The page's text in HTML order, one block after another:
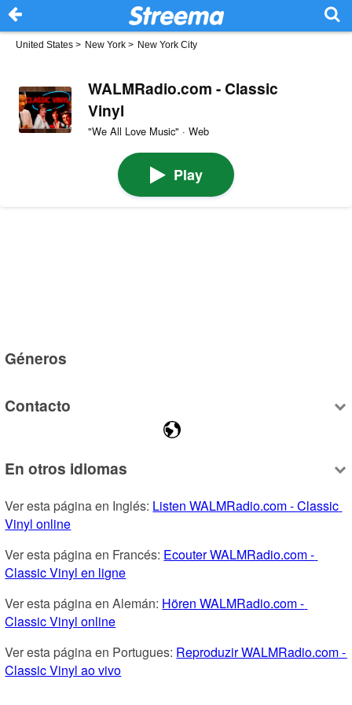
United States > New York > New York City
WALMRadio.com - Classic
Vinyl
"We All Love Music" · Web
Play
Géneros
Contacto
En otros idiomas
Ver esta página en Inglés: Listen WALMRadio.com - Classic
Vinyl online
Ver esta página en Francés: Ecouter WALMRadio.com -
Classic Vinyl en ligne
Ver esta página en Alemán: Hören WALMRadio.com -
Classic Vinyl online
Ver esta página en Portugues: Reproduzir WALMRadio.com -
Classic Vinyl ao vivo